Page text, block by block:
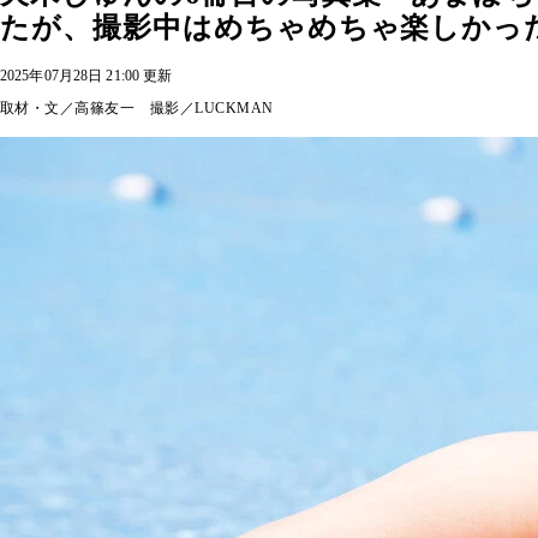
たが、撮影中はめちゃめちゃ楽しかっ
2025年07月28日 21:00 更新
取材・文／高篠友一 撮影／LUCKMAN